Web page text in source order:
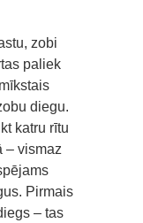
zobi
paliek
diegu.
katru rītu
– vismaz
Pirmais
– tas